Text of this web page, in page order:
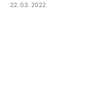
22. 03. 2022